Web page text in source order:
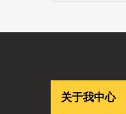
关于我中心